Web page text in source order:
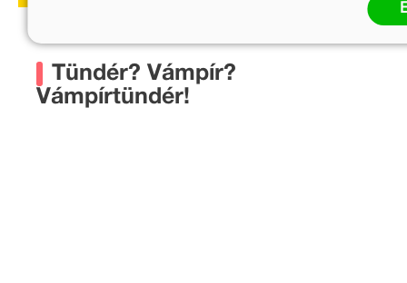
Tündér? Vámpír?
Vámpírtündér!